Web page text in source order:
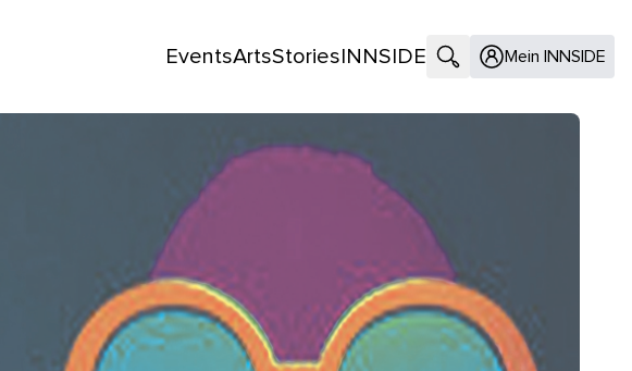
EventsArtsStories INNSIDE Suche öffnenMein INNSIDE